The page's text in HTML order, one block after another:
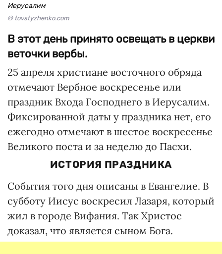
Иерусалим
© tovstyzhenko.com
В этот день принято освещать в церкви
веточки вербы.
25 апреля христиане восточного обряда
отмечают Вербное воскресенье или
праздник Входа Господнего в Иерусалим.
Фиксированной даты у праздника нет, его
ежегодно отмечают в шестое воскресенье
Великого поста и за неделю до Пасхи.
ИСТОРИЯ ПРАЗДНИКА
События того дня описаны в Евангелие. В
субботу Иисус воскресил Лазаря, который
жил в городе Вифания. Так Христос
доказал, что является сыном Бога.